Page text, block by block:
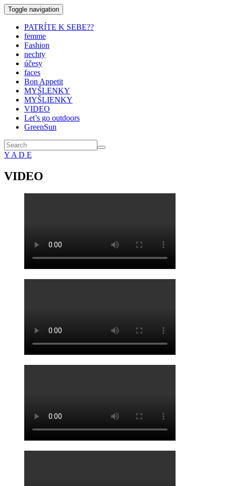
Toggle navigation
PATRÍTE K SEBE??
femme
Fashion
nechty
účesy
faces
Bon Appetit
MYŠLENKY
MYŠLIENKY
VIDEO
Let’s go outdoors
GreenSun
Y A D E
VIDEO